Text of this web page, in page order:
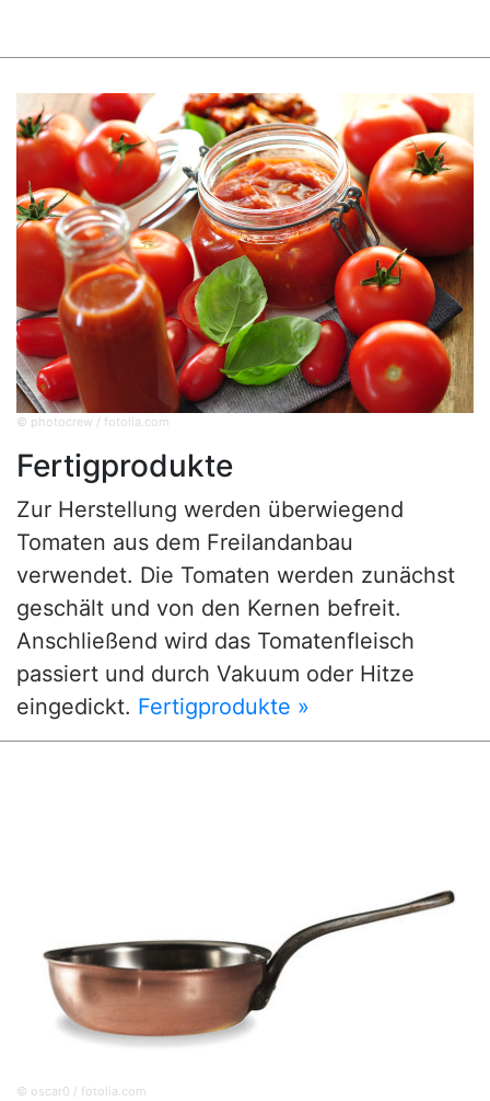
© photocrew / fotolia.com
Fertigprodukte
Zur Herstellung werden überwiegend
Tomaten aus dem Freilandanbau
verwendet. Die Tomaten werden zunächst
geschält und von den Kernen befreit.
Anschließend wird das Tomatenfleisch
passiert und durch Vakuum oder Hitze
eingedickt. Fertigprodukte »
© oscar0 / fotolia.com